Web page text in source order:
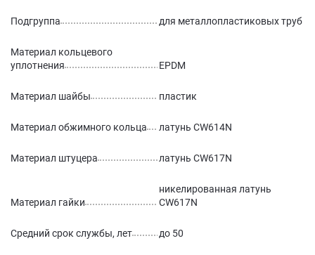
Подгруппа для металлопластиковых труб
Материал кольцевого
уплотнения
EPDM
Материал шайбы пластик
Материал обжимного кольца латунь CW614N
Материал штуцера латунь CW617N
Материал гайки
никелированная латунь
CW617N
Средний срок службы, лет до 50